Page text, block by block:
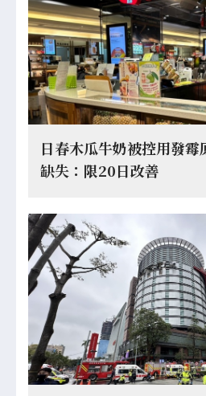
日春木瓜牛奶被控用發霉
缺失：限20日改善